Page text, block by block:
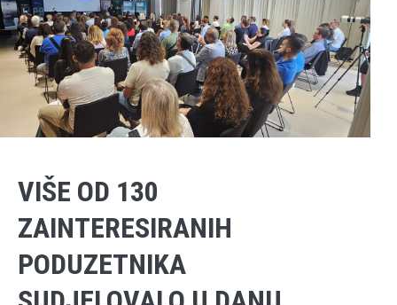
VIŠE OD 130
ZAINTERESIRANIH
PODUZETNIKA